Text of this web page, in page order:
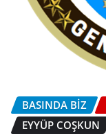
BASINDA BİZ
EYYÜP COŞKUN